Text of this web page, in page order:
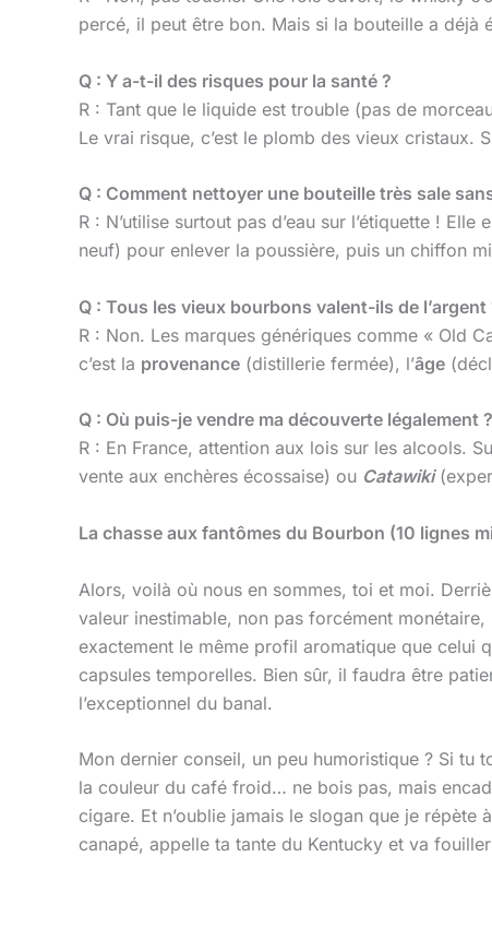
percé, il peut être bon. Mais si la bouteille a déjà
Q : Y a-t-il des risques pour la santé ?
R : Tant que le liquide est trouble (pas de
Le vrai risque, c’est le plomb des vieux
Q : Comment nettoyer une bouteille très sale
R : N’utilise surtout pas d’eau sur l’étiquette !
neuf) pour enlever la poussière, puis un chiffon
Q : Tous les vieux bourbons valent-ils de l’argent
R : Non. Les marques génériques comme « Old
c’est la provenance (distillerie fermée), l’âge
Q : Où puis-je vendre ma découverte légalement ?
R : En France, attention aux lois sur les alcools.
vente aux enchères écossaise) ou Catawiki
La chasse aux fantômes du Bourbon (10 lignes
Alors, voilà où nous en sommes, toi et moi.
valeur inestimable, non pas forcément
exactement le même profil aromatique que celui
capsules temporelles. Bien sûr, il faudra être
l’exceptionnel du banal.
Mon dernier conseil, un peu humoristique ? Si tu
la couleur du café froid… ne bois pas, mais
cigare. Et n’oublie jamais le slogan que je répète
canapé, appelle ta tante du Kentucky et va